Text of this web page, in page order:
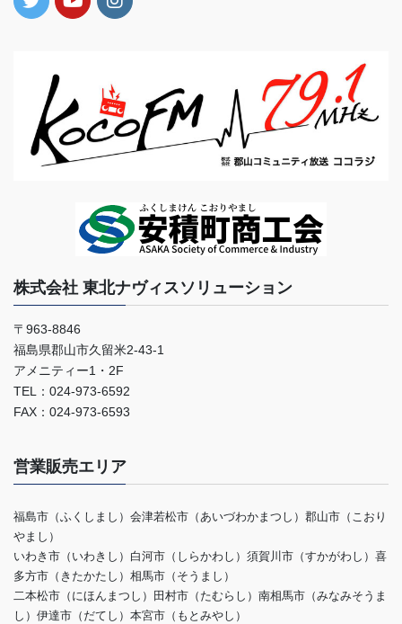
株式会社 東北ナヴィスソリューション
〒963-8846
福島県郡山市久留米2-43-1
アメニティー1・2F
TEL：024-973-6592
FAX：024-973-6593
営業販売エリア
福島市（ふくしまし）会津若松市（あいづわかまつし）郡山市（こおり
やまし）
いわき市（いわきし）白河市（しらかわし）須賀川市（すかがわし）喜
多方市（きたかたし）相馬市（そうまし）
二本松市（にほんまつし）田村市（たむらし）南相馬市（みなみそうま
し）伊達市（だてし）本宮市（もとみやし）